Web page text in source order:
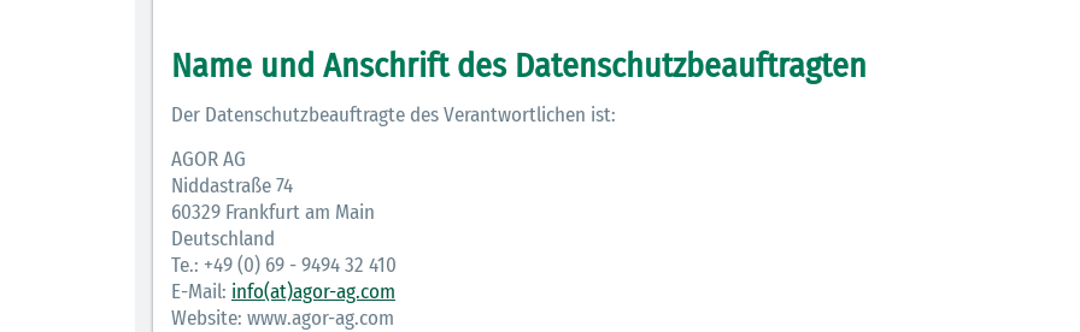
Name und Anschrift des Datenschutzbeauftragten
Der Datenschutzbeauftragte des Verantwortlichen ist:
AGOR AG
Niddastraße 74
60329 Frankfurt am Main
Deutschland
Te.: +49 (0) 69 - 9494 32 410
E-Mail: info(at)agor-ag.com
Website: www.agor-ag.com